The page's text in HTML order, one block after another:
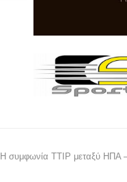
Η συμφωνία ΤΤΙΡ μεταξύ ΗΠΑ